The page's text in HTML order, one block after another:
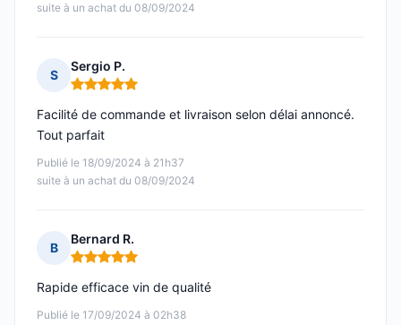
suite à un achat du 08/09/2024
S
Sergio P.
Note : 5 sur 5
Publié le 18/09/2024 à 21h37
suite à un achat du 08/09/2024
Facilité de commande et livraison selon délai annoncé.
Tout parfait
B
Bernard R.
Note : 5 sur 5
Publié le 17/09/2024 à 02h38
Rapide efficace vin de qualité